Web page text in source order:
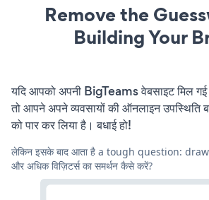
Remove the
Building Your
यदि आपको अपनी BigTeams वेबसाइट मिल
तो आपने अपने व्यवसायों की ऑनलाइन उपस्थिति
को पार कर लिया है। बधाई हो!
लेकिन इसके बाद आता है a tough question:
और अधिक विज़िटर्स का समर्थन कैसे करें?